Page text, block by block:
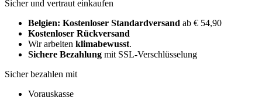
Sicher und vertraut einkaufen
Belgien: Kostenloser Standardversand ab € 54,90
Kostenloser Rückversand
Wir arbeiten klimabewusst.
Sichere Bezahlung mit SSL-Verschlüsselung
Sicher bezahlen mit
Vorauskasse